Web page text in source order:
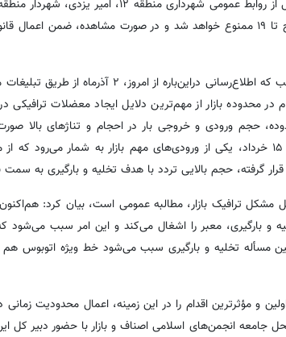
خیام از ساعت ۹ صبح تا ۱۹ ممنوع خواهد شد و در صورت مشاهده،
یزدی با بیان این مطلب که اطلاع‌رسانی
در محدوده بازار از مهم‌ترین دلایل ایجاد معضلات
حجم ورودی و خروجی بار در احجام و تناژهای بالا
یک‌طرفه‌شدن خیابان ۱۵ خرداد، یکی از ورودی‌های مهم بازار به شمار
گرفته، حجم بالایی تردد با هدف تخلیه و بارگیری به سمت
مشکل ترافیک بازار، مطالبه عمومی است، بیان کرد:
و بارگیری، معبر را اشغال می‌کند و این امر سبب می‌شود
مسأله تخلیه و بارگیری سبب می‌شود خط ویژه اتوبوس
و مؤثرترین اقدام را در این زمینه، اعمال محدودیت
جامعه انجمن‌های اسلامی اصناف و بازار با حضور دبیر کل